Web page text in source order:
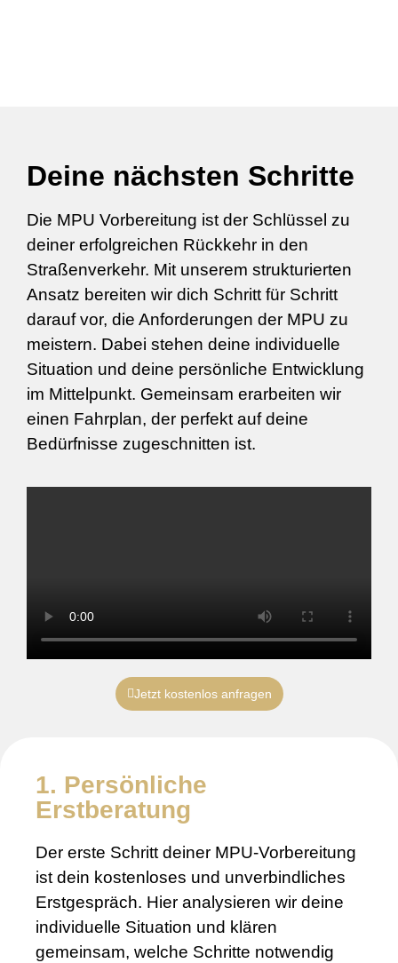
Deine nächsten Schritte
Die MPU Vorbereitung ist der Schlüssel zu
deiner erfolgreichen Rückkehr in den
Straßenverkehr. Mit unserem strukturierten
Ansatz bereiten wir dich Schritt für Schritt
darauf vor, die Anforderungen der MPU zu
meistern. Dabei stehen deine individuelle
Situation und deine persönliche Entwicklung
im Mittelpunkt. Gemeinsam erarbeiten wir
einen Fahrplan, der perfekt auf deine
Bedürfnisse zugeschnitten ist.
Jetzt kostenlos anfragen
1. Persönliche
Erstberatung
Der erste Schritt deiner MPU-Vorbereitung
ist dein kostenloses und unverbindliches
Erstgespräch. Hier analysieren wir deine
individuelle Situation und klären
gemeinsam, welche Schritte notwendig